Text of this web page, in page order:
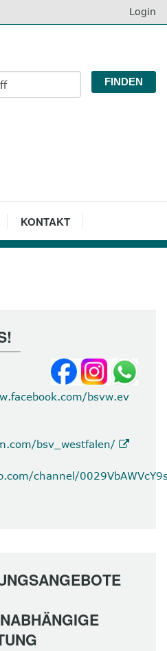
Login
8
KONTAKT
bsvw.ev
bsv_westfalen/
channel/